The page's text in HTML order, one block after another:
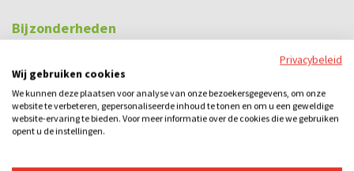
Bijzonderheden
De workshop is ook in het Engels mogelijk, geef dit bij
je reservering aan.
Bestaat uw gezelschap uit meer dan 50 personen?
Hierbij duurt de workshop 1,5 uur.
Privacybeleid
Wij gebruiken cookies
We kunnen deze plaatsen voor analyse van onze bezoekersgegevens, om onze
website te verbeteren, gepersonaliseerde inhoud te tonen en om u een geweldige
website-ervaring te bieden. Voor meer informatie over de cookies die we gebruiken
opent u de instellingen.